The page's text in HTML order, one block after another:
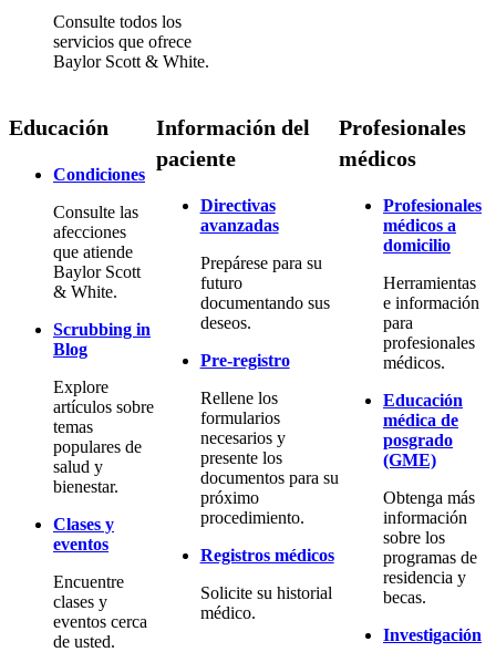
Consulte todos los
servicios que ofrece
Baylor Scott & White.
Educación
Condiciones
Consulte las
afecciones
que atiende
Baylor Scott
& White.
Scrubbing in
Blog
Explore
artículos sobre
temas
populares de
salud y
bienestar.
Clases y
eventos
Encuentre
clases y
eventos cerca
de usted.
Información del
paciente
Directivas
avanzadas
Prepárese para su
futuro
documentando sus
deseos.
Pre-registro
Rellene los
formularios
necesarios y
presente los
documentos para su
próximo
procedimiento.
Registros médicos
Solicite su historial
médico.
Profesionales
médicos
Profesionales
médicos a
domicilio
Herramientas
e información
para
profesionales
médicos.
Educación
médica de
posgrado
(GME)
Obtenga más
información
sobre los
programas de
residencia y
becas.
Investigación